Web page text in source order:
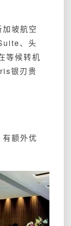
坡航空
、头
等候转机
银刃贵
有额外优